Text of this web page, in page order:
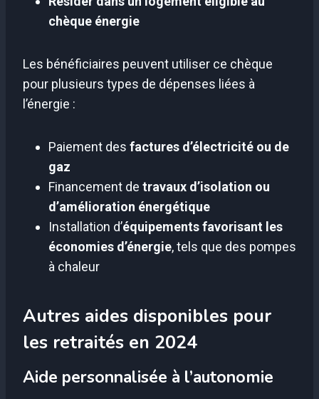
chèque énergie
Les bénéficiaires peuvent utiliser ce chèque
pour plusieurs types de dépenses liées à
l’énergie :
Paiement des factures d’électricité ou de
gaz
Financement de travaux d’isolation ou
d’amélioration énergétique
Installation d’équipements favorisant les
économies d’énergie, tels que des pompes
à chaleur
Autres aides disponibles pour
les retraités en 2024
Aide personnalisée à l’autonomie